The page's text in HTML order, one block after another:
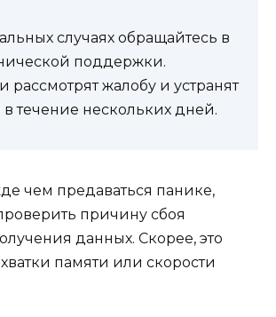
случаях обращайтесь в
поддержки.
рассмотрят жалобу и устранят
течение нескольких дней.
чем предаваться панике,
причину сбоя
данных. Скорее, это
памяти или скорости